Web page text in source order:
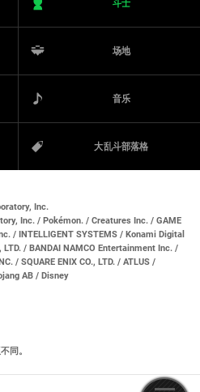
斗士
场地
音乐
大乱斗部落格
Inc.
Inc. / Pokémon. / Creatures Inc. / GAME
/ INTELLIGENT SYSTEMS / Konami Digital
/ BANDAI NAMCO Entertainment Inc. /
/ SQUARE ENIX CO., LTD. / ATLUS /
AB / Disney
同。